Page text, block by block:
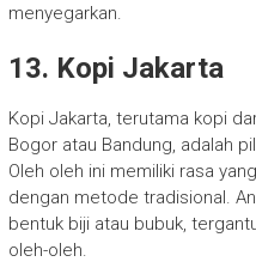
menyegarkan.
13. Kopi Jakarta
Kopi Jakarta, terutama kopi
Bogor atau Bandung, adalah
Oleh oleh ini memiliki rasa
dengan metode tradisional.
bentuk biji atau bubuk,
oleh-oleh.